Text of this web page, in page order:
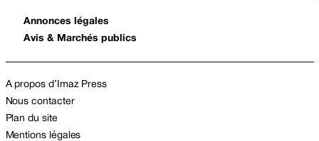
Annonces légales
Avis & Marchés publics
A propos d’Imaz Press
Nous contacter
Plan du site
Mentions légales